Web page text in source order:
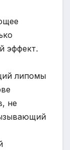
эффект.
липомы
не